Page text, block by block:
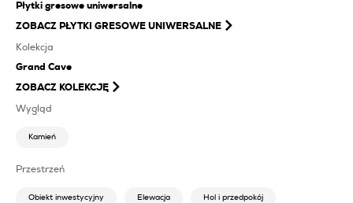
Płytki gresowe uniwersalne
ZOBACZ PŁYTKI GRESOWE UNIWERSALNE
Kolekcja
Grand Cave
ZOBACZ KOLEKCJĘ
Wygląd
Kamień
Przestrzeń
Obiekt inwestycyjny Elewacja Hol i przedpokój